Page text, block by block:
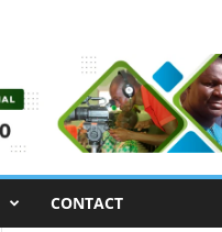
CONTACT